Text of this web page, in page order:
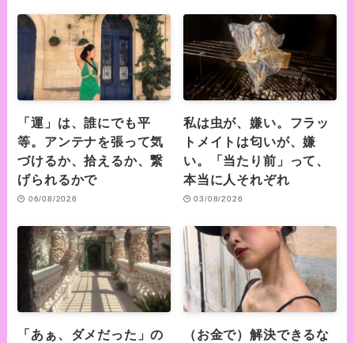
「運」は、誰にでも平
等。アンテナを張って気
づけるか、拾えるか、繋
げられるかで
06/08/2026
私は虫が、嫌い。フラッ
トメイトは匂いが、嫌
い。「当たり前」って、
本当に人それぞれ
03/08/2026
「あぁ、ダメだった」の
（お金で）解決できるな